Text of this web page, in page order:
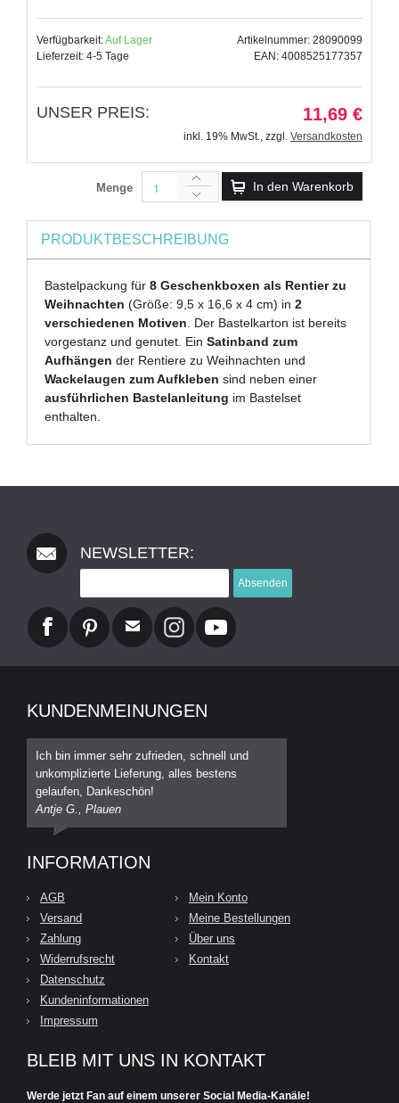
Verfügbarkeit:Auf Lager
Lieferzeit: 4-5 Tage
Artikelnummer: 28090099
EAN: 4008525177357
UNSER PREIS: 11,69 €
inkl. 19% MwSt., zzgl. Versandkosten
Menge In den Warenkorb
PRODUKTBESCHREIBUNG
Bastelpackung für8 Geschenkboxen als Rentier zu
Weihnachten (Größe: 9,5 x 16,6 x 4 cm) in2
verschiedenen Motiven. Der Bastelkarton ist bereits
vorgestanz und genutet. EinSatinband zum
Aufhängen der Rentiere zu Weihnachten und
Wackelaugen zum Aufkleben sind neben einer
ausführlichen Bastelanleitung im Bastelset
enthalten.
NEWSLETTER:
Absenden
KUNDENMEINUNGEN
Ich bin immer sehr zufrieden, schnell und
unkomplizierte Lieferung, alles bestens
gelaufen, Dankeschön!
Antje G., Plauen
INFORMATION
AGB
Versand
Zahlung
Widerrufsrecht
Datenschutz
Kundeninformationen
Impressum
Mein Konto
Meine Bestellungen
Über uns
Kontakt
BLEIB MIT UNS IN KONTAKT
Werde jetzt Fan auf einem unserer Social Media-Kanäle!